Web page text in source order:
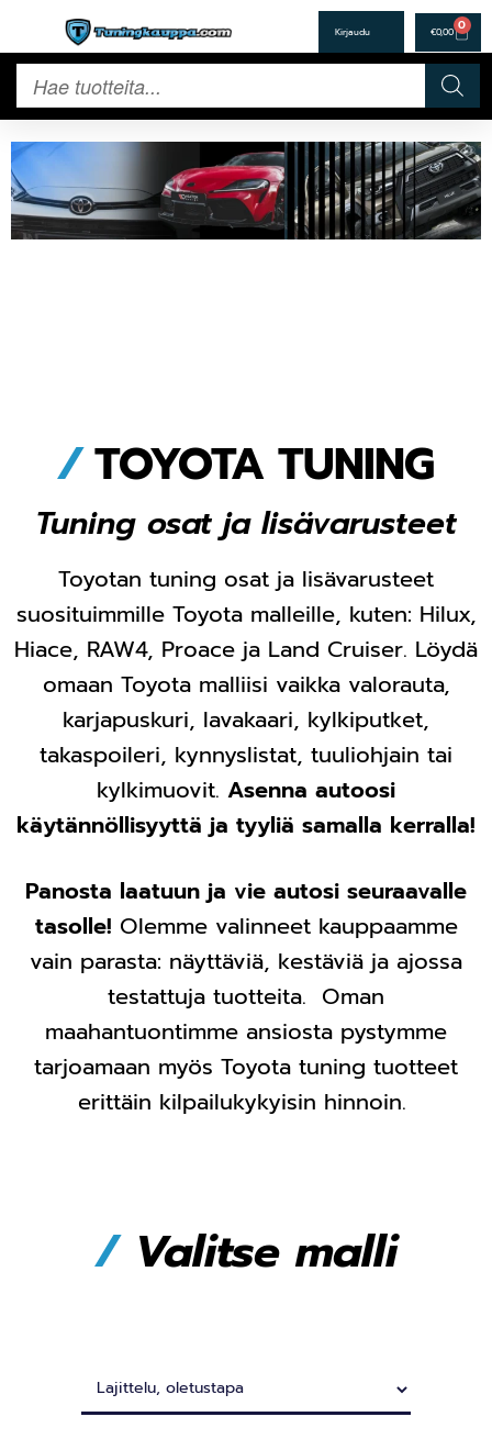
€0,00 0
/TOYOTA TUNING
Tuning osat ja lisävarusteet
Toyotan tuning osat ja lisävarusteet
suosituimmille Toyota malleille, kuten: Hilux,
Hiace, RAW4, Proace ja Land Cruiser. Löydä
omaan Toyota malliisi vaikka valorauta,
karjapuskuri, lavakaari, kylkiputket,
takaspoileri, kynnyslistat, tuuliohjain tai
kylkimuovit. Asenna autoosi
käytännöllisyyttä ja tyyliä samalla kerralla!
Panosta laatuun ja vie autosi seuraavalle
tasolle! Olemme valinneet kauppaamme
vain parasta: näyttäviä, kestäviä ja ajossa
testattuja tuotteita. Oman
maahantuontimme ansiosta pystymme
tarjoamaan myös Toyota tuning tuotteet
erittäin kilpailukykyisin hinnoin.
/Valitse malli